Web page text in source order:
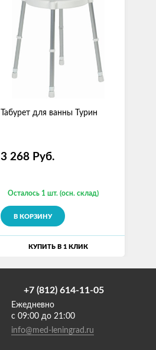
Табурет для ванны Турин
3 268 Руб.
Осталось 1 шт. (осн. склад)
В КОРЗИНУ
КУПИТЬ В 1 КЛИК
+7 (812) 614-11-05
Ежедневно
с 09:00 до 21:00
info@med-leningrad.ru